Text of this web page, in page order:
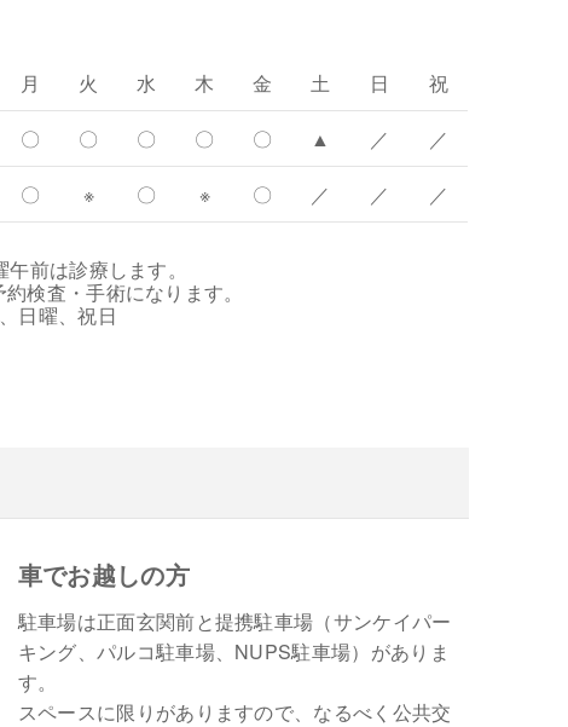
月 火 水 木 金 土 日
祝
〇 〇 〇 〇 〇 ▲ ／
／
〇 ※ 〇 ※ 〇 ／ ／
／
前は診療します。
検査・手術になります。
日曜、祝日
車でお越しの方
駐車場は正面玄関前と提携駐車場（サンケイパー
キング、パルコ駐車場、NUPS駐車場）がありま
す。
スペースに限りがありますので、なるべく公共交